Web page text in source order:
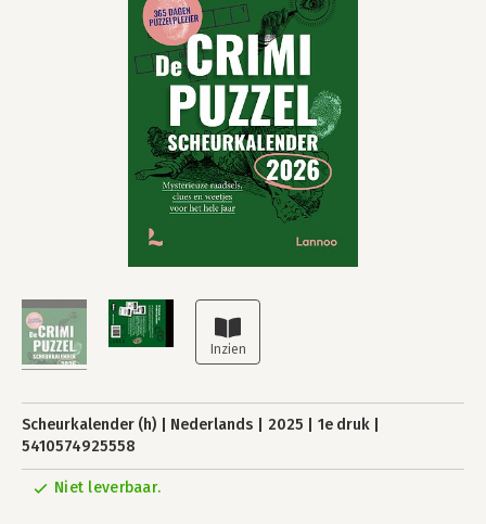
Scheurkalender (h) Nederlands 2025
1e druk
5410574925558
Niet leverbaar.